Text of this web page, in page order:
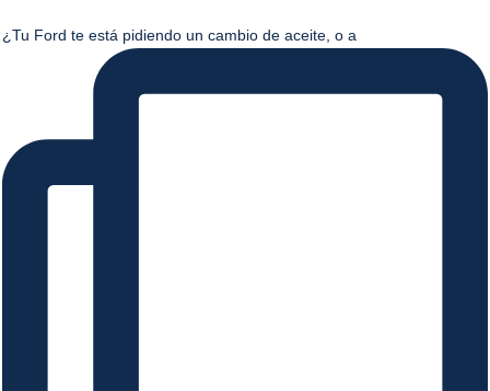
¿Tu Ford te está pidiendo un cambio de aceite, o a